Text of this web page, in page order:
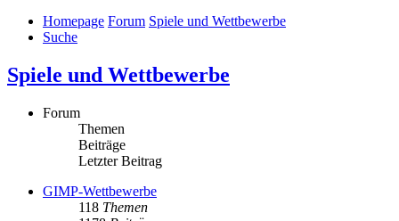
Homepage Forum Spiele und Wettbewerbe
Suche
Spiele und Wettbewerbe
Forum
Themen
Beiträge
Letzter Beitrag
GIMP-Wettbewerbe
118 Themen